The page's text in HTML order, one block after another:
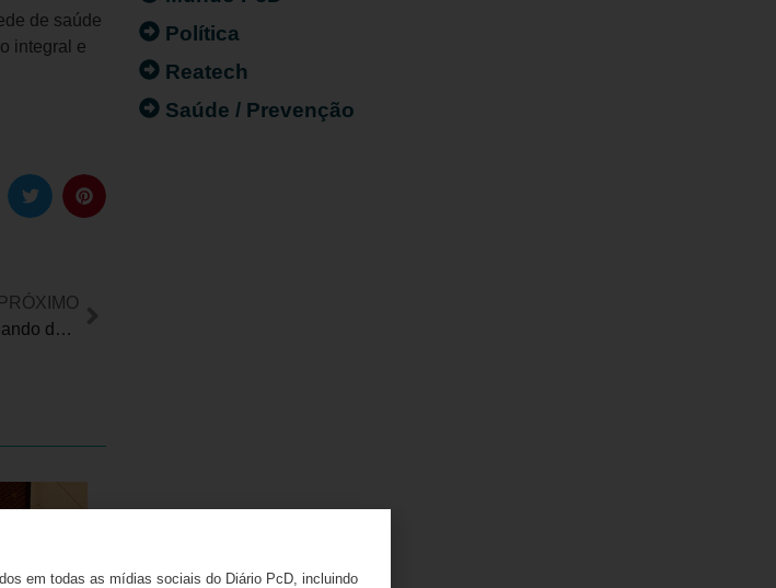
de saúde
integral e
PRÓXIMO
Perda olfativa: por que acontece e quando devemos nos preocupar?
Política
Reatech
Saúde / Prevenção
em todas as mídias sociais do Diário PcD, incluindo